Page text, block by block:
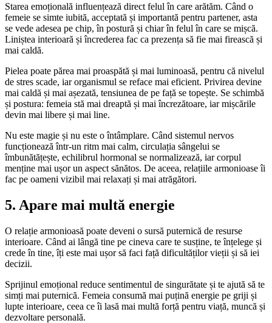
Starea emoțională influențează direct felul în care arătăm. Când o
femeie se simte iubită, acceptată și importantă pentru partener, asta
se vede adesea pe chip, în postură și chiar în felul în care se mișcă.
Liniștea interioară și încrederea fac ca prezența să fie mai firească și
mai caldă.
Pielea poate părea mai proaspătă și mai luminoasă, pentru că nivelul
de stres scade, iar organismul se reface mai eficient. Privirea devine
mai caldă și mai așezată, tensiunea de pe față se topește. Se schimbă
și postura: femeia stă mai dreaptă și mai încrezătoare, iar mișcările
devin mai libere și mai line.
Nu este magie și nu este o întâmplare. Când sistemul nervos
funcționează într-un ritm mai calm, circulația sângelui se
îmbunătățește, echilibrul hormonal se normalizează, iar corpul
menține mai ușor un aspect sănătos. De aceea, relațiile armonioase îi
fac pe oameni vizibil mai relaxați și mai atrăgători.
5. Apare mai multă energie
O relație armonioasă poate deveni o sursă puternică de resurse
interioare. Când ai lângă tine pe cineva care te susține, te înțelege și
crede în tine, îți este mai ușor să faci față dificultăților vieții și să iei
decizii.
Sprijinul emoțional reduce sentimentul de singurătate și te ajută să te
simți mai puternică. Femeia consumă mai puțină energie pe griji și
lupte interioare, ceea ce îi lasă mai multă forță pentru viață, muncă și
dezvoltare personală.